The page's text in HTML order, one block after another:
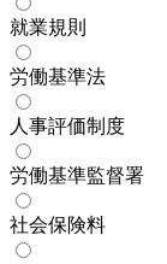
就業規則
労働基準法
人事評価制度
労働基準監督署
社会保険料